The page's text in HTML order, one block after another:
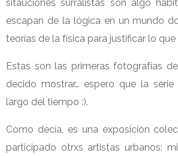
sitauciones surralistas son algo
escapan de la lógica en un mundo
teorías de la física para justificar lo que
Estas son las primeras fotografías
decido mostrar… espero que la
largo del tiempo :).
Como decía, es una exposición
participado otrxs artistas urbanos: